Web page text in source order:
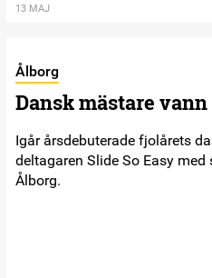
13 MAJ
Ålborg
Dansk mästare
Igår årsdebuterade fjolårets
deltagaren Slide So Easy
Ålborg.